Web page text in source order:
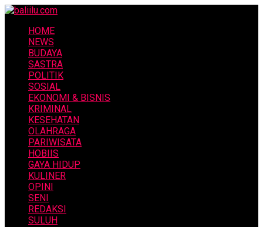
HOME
NEWS
BUDAYA
SASTRA
POLITIK
SOSIAL
EKONOMI & BISNIS
KRIMINAL
KESEHATAN
OLAHRAGA
PARIWISATA
HOBIIS
GAYA HIDUP
KULINER
OPINI
SENI
REDAKSI
SULUH